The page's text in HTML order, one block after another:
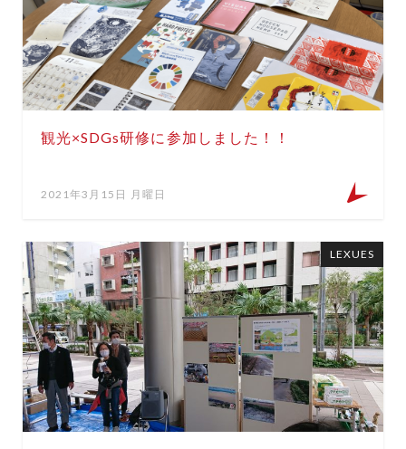
観光×SDGs研修に参加しました！！
2021年3月15日 月曜日
LEXUES